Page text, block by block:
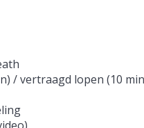
/ vertraagd lopen (10